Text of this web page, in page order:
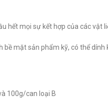
hết mọi sự kết hợp của các
bề mặt sản phẩm kỹ, có thể
100g/can loại B